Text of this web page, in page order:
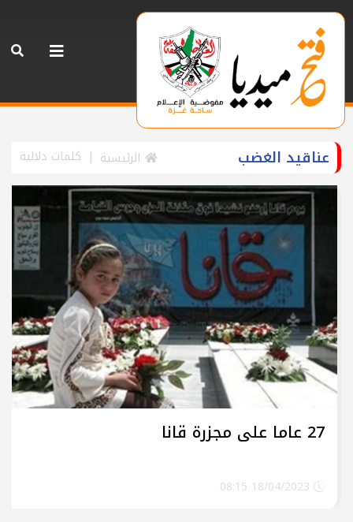
عناقيد الغضب الرئيسية كلمات دلالية
27 عاما على مجزرة قانا